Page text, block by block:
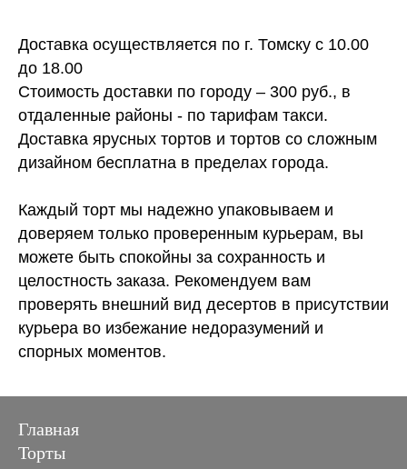
Доставка осуществляется по г. Томску с 10.00
до 18.00
Стоимость доставки по городу – 300 руб., в
отдаленные районы - по тарифам такси.
Доставка ярусных тортов и тортов со сложным
дизайном бесплатна в пределах города.
Каждый торт мы надежно упаковываем и
доверяем только проверенным курьерам, вы
можете быть спокойны за сохранность и
целостность заказа. Рекомендуем вам
проверять внешний вид десертов в присутствии
курьера во избежание недоразумений и
спорных моментов.
Главная
Торты